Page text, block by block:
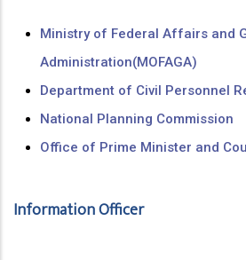
Ministry of Federal Affairs and
Administration(MOFAGA)
Department of Civil Personnel
National Planning Commission
Office of Prime Minister and
Information Officer